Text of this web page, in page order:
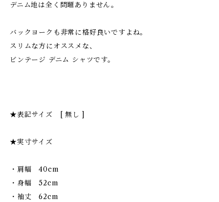
デニム地は全く問題ありません。
バックヨークも非常に格好良いですよね。
スリムな方にオススメな、
ビンテージ デニム シャツです。
★表記サイズ [ 無し ]
★実寸サイズ
・肩幅 40cm
・身幅 52cm
・袖丈 62cm